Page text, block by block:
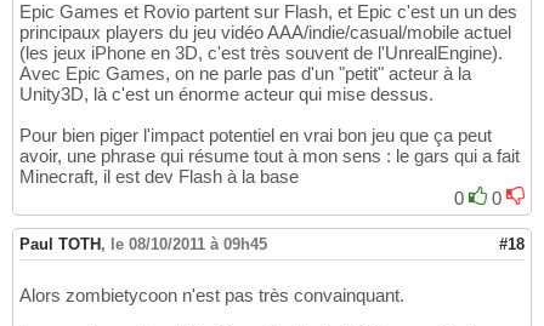
Epic Games et Rovio partent sur Flash, et Epic c'est un un des
principaux players du jeu vidéo AAA/indie/casual/mobile actuel
(les jeux iPhone en 3D, c'est très souvent de l'UnrealEngine).
Avec Epic Games, on ne parle pas d'un "petit" acteur à la
Unity3D, là c'est un énorme acteur qui mise dessus.
Pour bien piger l'impact potentiel en vrai bon jeu que ça peut
avoir, une phrase qui résume tout à mon sens : le gars qui a fait
Minecraft, il est dev Flash à la base
0
0
Paul TOTH , le 08/10/2011 à 09h45 #18
Alors zombietycoon n'est pas très convainquant.